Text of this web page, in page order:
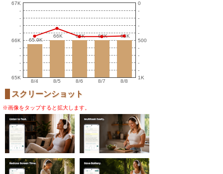
67K
-
-
-
-
66K
-
-
-
-
65K
65.9K
65.9K
66K
66K 66K
66K 66K
66K 66K
66K
8/4 8/5 8/6 8/7 8/8
0
-
-
-
-
500
-
-
-
-
1K
スクリーンショット
※画像をタップすると拡大します。